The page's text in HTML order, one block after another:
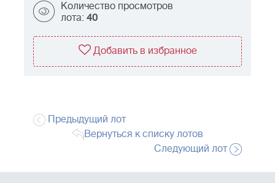
Количество просмотров
лота: 40
Добавить в избранное
Предыдущий лот
Вернуться к списку лотов
Следующий лот